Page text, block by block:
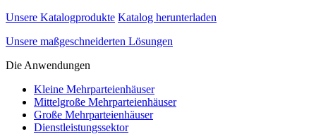
Unsere Katalogprodukte Katalog herunterladen
Unsere maßgeschneiderten Lösungen
Die Anwendungen
Kleine Mehrparteienhäuser
Mittelgroße Mehrparteienhäuser
Große Mehrparteienhäuser
Dienstleistungssektor